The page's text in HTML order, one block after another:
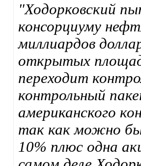
"Ходорковский
консорциуму
миллиардов
открытых
переходит
контрольный
американского
так как можно
10% плюс одна